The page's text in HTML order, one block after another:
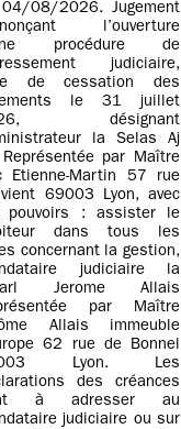
08/2026. Jugement
l’ouverture
procédure de
judiciaire,
de cessation des
le 31 juillet
désignant
la Selas Aj
Représentée par Maître
Etienne-Martin 57 rue
69003 Lyon, avec
pouvoirs : assister le
dans tous les
concernant la gestion,
judiciaire la
Jerome Allais
par Maître
Allais immeuble
62 rue de Bonnel
Lyon. Les
des créances
à adresser au
judiciaire ou sur